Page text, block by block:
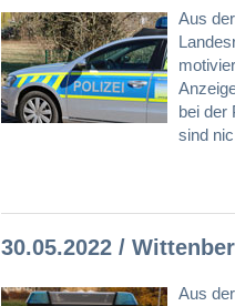
Aus
bei der
sind
30.05.2022 /
Aus